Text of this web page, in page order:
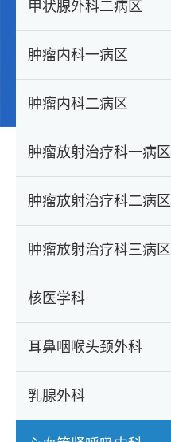
甲状腺外科二病区
肿瘤内科一病区
肿瘤内科二病区
肿瘤放射治疗科一病区
肿瘤放射治疗科二病区
肿瘤放射治疗科三病区
核医学科
耳鼻咽喉头颈外科
乳腺外科